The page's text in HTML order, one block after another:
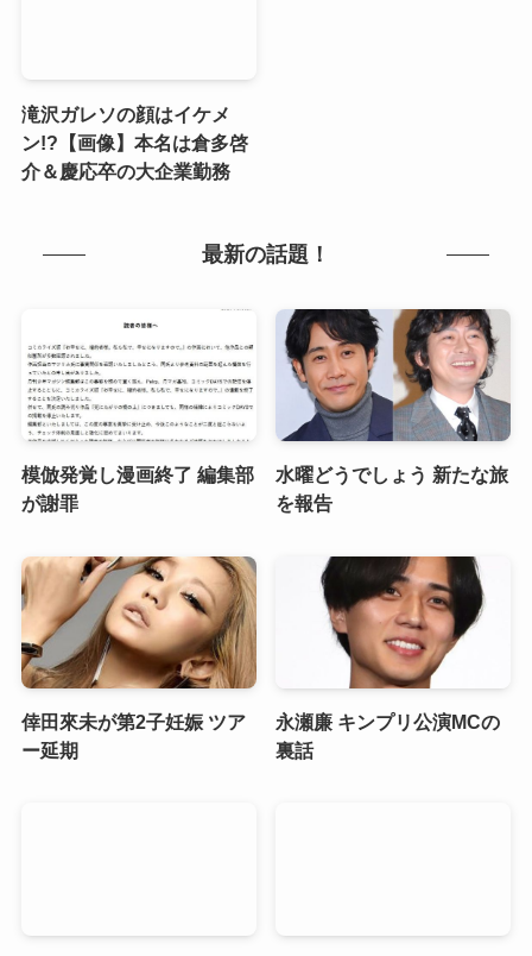
滝沢ガレソの顔はイケメ
ン!?【画像】本名は倉多啓
介＆慶応卒の大企業勤務
最新の話題！
模倣発覚し漫画終了 編集部
が謝罪
水曜どうでしょう 新たな旅
を報告
倖田來未が第2子妊娠 ツア
ー延期
永瀬廉 キンプリ公演MCの
裏話